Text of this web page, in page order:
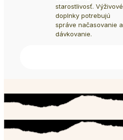
starostlivosť. Výživové
doplnky potrebujú
správe načasovanie a
dávkovanie.